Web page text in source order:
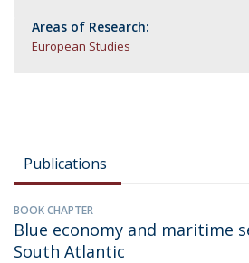
Areas of Research:
European Studies
Publications
BOOK CHAPTER
Blue economy and maritime
South Atlantic